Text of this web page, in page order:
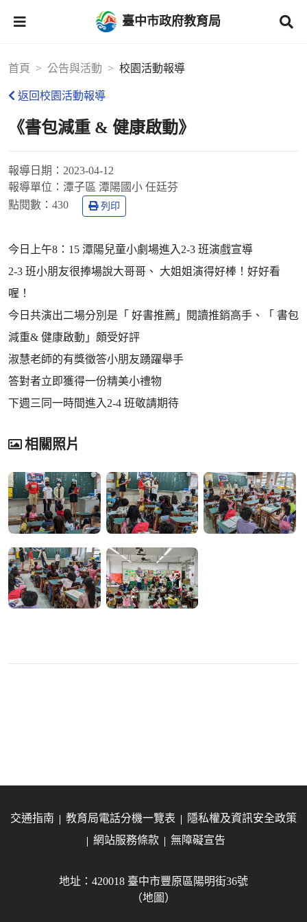
臺中市政府教育局
首頁 公告與活動 校園活動報導
返回校園活動報導
《書包減重 & 健康啟動》
報導日期： 2023-04-12
報導單位： 潭子區 潭陽國小 任廷芬
點閱數： 430 列印
今日上午8：15 潭陽兒童小劇場進入2-3 班演戲宣導
2-3 班小朋友很捧場說大哥哥、 大姐姐演得好棒！好好看
喔！
今日共演出二場分別是「 好書推薦」閱讀推銷高手、「 書包
減重& 健康啟動」頗受好評
淑慧老師的有獎徵答小朋友踴躍舉手
答對者立即獲得一份精美小禮物
下週三同一時間進入2-4 班敬請期待
相關照片
交通指南 教育局電話分機一覽表
隱私權及資訊安全政策
網站服務條款
無障礙宣告
地址：420018 臺中市豐原區陽明街36號
（地圖）